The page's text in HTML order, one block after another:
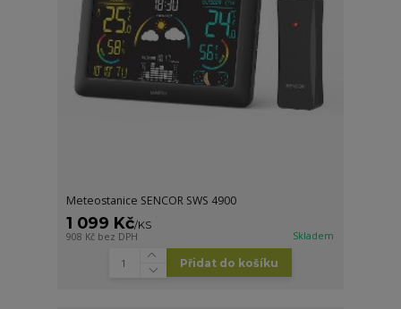
Meteostanice SENCOR SWS 4900
1 099 Kč/KS
908 Kč bez DPH Skladem
Přidat do košíku